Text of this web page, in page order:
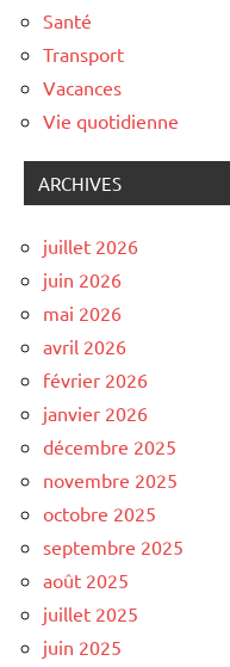
Santé
Transport
Vacances
Vie quotidienne
ARCHIVES
juillet 2026
juin 2026
mai 2026
avril 2026
février 2026
janvier 2026
décembre 2025
novembre 2025
octobre 2025
septembre 2025
août 2025
juillet 2025
juin 2025